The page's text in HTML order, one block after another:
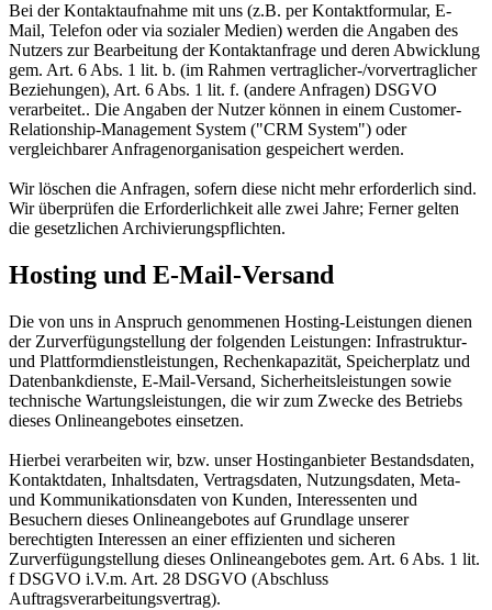
Bei der Kontaktaufnahme mit uns (z.B. per Kontaktformular, E-
Mail, Telefon oder via sozialer Medien) werden die Angaben des
Nutzers zur Bearbeitung der Kontaktanfrage und deren Abwicklung
gem. Art. 6 Abs. 1 lit. b. (im Rahmen vertraglicher-/vorvertraglicher
Beziehungen), Art. 6 Abs. 1 lit. f. (andere Anfragen) DSGVO
verarbeitet.. Die Angaben der Nutzer können in einem Customer-
Relationship-Management System ("CRM System") oder
vergleichbarer Anfragenorganisation gespeichert werden.
Wir löschen die Anfragen, sofern diese nicht mehr erforderlich sind.
Wir überprüfen die Erforderlichkeit alle zwei Jahre; Ferner gelten
die gesetzlichen Archivierungspflichten.
Hosting und E-Mail-Versand
Die von uns in Anspruch genommenen Hosting-Leistungen dienen
der Zurverfügungstellung der folgenden Leistungen: Infrastruktur-
und Plattformdienstleistungen, Rechenkapazität, Speicherplatz und
Datenbankdienste, E-Mail-Versand, Sicherheitsleistungen sowie
technische Wartungsleistungen, die wir zum Zwecke des Betriebs
dieses Onlineangebotes einsetzen.
Hierbei verarbeiten wir, bzw. unser Hostinganbieter Bestandsdaten,
Kontaktdaten, Inhaltsdaten, Vertragsdaten, Nutzungsdaten, Meta-
und Kommunikationsdaten von Kunden, Interessenten und
Besuchern dieses Onlineangebotes auf Grundlage unserer
berechtigten Interessen an einer effizienten und sicheren
Zurverfügungstellung dieses Onlineangebotes gem. Art. 6 Abs. 1 lit.
f DSGVO i.V.m. Art. 28 DSGVO (Abschluss
Auftragsverarbeitungsvertrag).